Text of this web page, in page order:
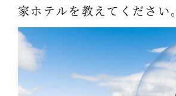
家ホテルを教えてください。